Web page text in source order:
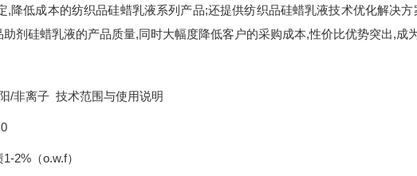
,降低成本的纺织品硅蜡乳液系列产品;还提供纺织品硅蜡乳液技术优化解决
剂硅蜡乳液的产品质量,同时大幅度降低客户的采购成本,性价比优势突出,成
/非离子 技术范围与使用说明
2%（o.w.f）